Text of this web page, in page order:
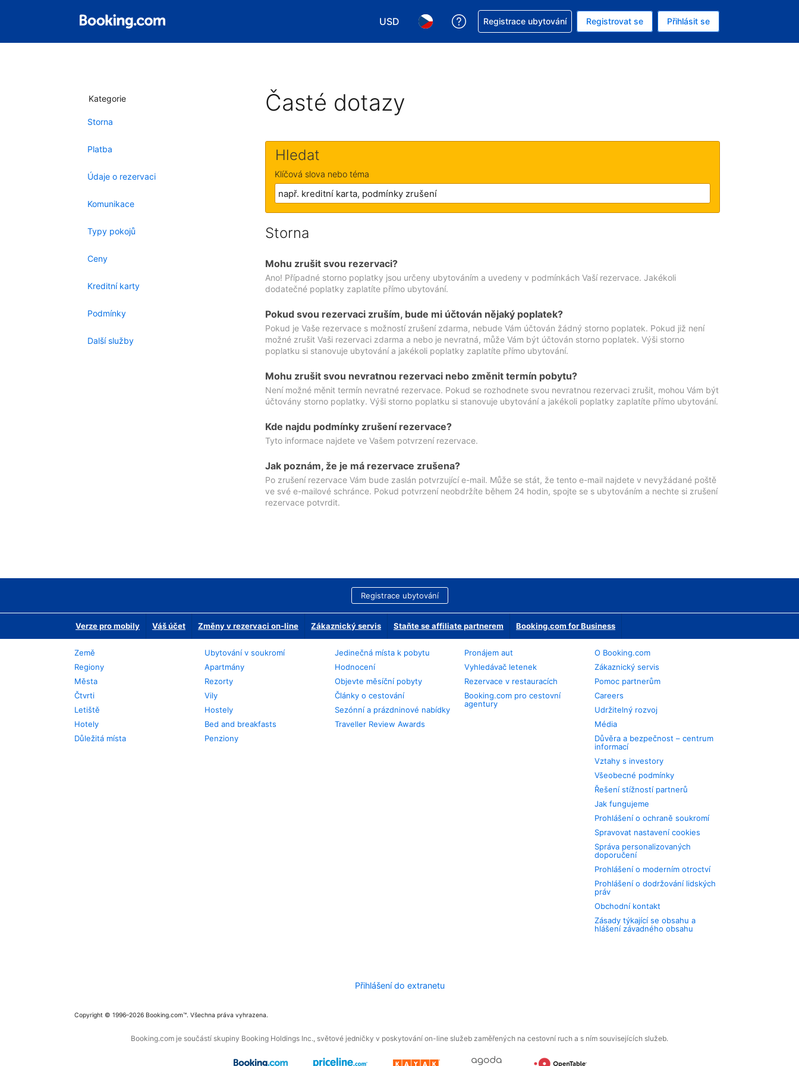
USD
Vyberte si měnu. Aktuálně zvolená měna: Americký dolar
Vyberte si jazyk. Aktuálně zvolený jazyk: V češtině
Asistence s rezervací
Registrace ubytování Registrovat se Přihlásit se
Kategorie
Storna
Platba
Údaje o rezervaci
Komunikace
Typy pokojů
Ceny
Kreditní karty
Podmínky
Další služby
Časté dotazy
Hledat
Klíčová slova nebo téma
Storna
Mohu zrušit svou rezervaci?
Ano! Případné storno poplatky jsou určeny ubytováním a uvedeny v podmínkách Vaší rezervace. Jakékoli
dodatečné poplatky zaplatíte přímo ubytování.
Pokud svou rezervaci zruším, bude mi účtován nějaký poplatek?
Pokud je Vaše rezervace s možností zrušení zdarma, nebude Vám účtován žádný storno poplatek. Pokud již není
možné zrušit Vaši rezervaci zdarma a nebo je nevratná, může Vám být účtován storno poplatek. Výši storno
poplatku si stanovuje ubytování a jakékoli poplatky zaplatíte přímo ubytování.
Mohu zrušit svou nevratnou rezervaci nebo změnit termín pobytu?
Není možné měnit termín nevratné rezervace. Pokud se rozhodnete svou nevratnou rezervaci zrušit, mohou Vám být
účtovány storno poplatky. Výši storno poplatku si stanovuje ubytování a jakékoli poplatky zaplatíte přímo ubytování.
Kde najdu podmínky zrušení rezervace?
Tyto informace najdete ve Vašem potvrzení rezervace.
Jak poznám, že je má rezervace zrušena?
Po zrušení rezervace Vám bude zaslán potvrzující e-mail. Může se stát, že tento e-mail najdete v nevyžádané poště
ve své e-mailové schránce. Pokud potvrzení neobdržíte během 24 hodin, spojte se s ubytováním a nechte si zrušení
rezervace potvrdit.
Registrace ubytování
Verze pro mobily Váš účet Změny v rezervaci on-line Zákaznický servis Staňte se affiliate partnerem Booking.com for Business
Země
Regiony
Města
Čtvrti
Letiště
Hotely
Důležitá místa
Ubytování v soukromí
Apartmány
Rezorty
Vily
Hostely
Bed and breakfasts
Penziony
Jedinečná místa k pobytu
Hodnocení
Objevte měsíční pobyty
Články o cestování
Sezónní a prázdninové nabídky
Traveller Review Awards
Pronájem aut
Vyhledávač letenek
Rezervace v restauracích
Booking.com pro cestovní
agentury
O Booking.com
Zákaznický servis
Pomoc partnerům
Careers
Udržitelný rozvoj
Média
Důvěra a bezpečnost – centrum
informací
Vztahy s investory
Všeobecné podmínky
Řešení stížností partnerů
Jak fungujeme
Prohlášení o ochraně soukromí
Spravovat nastavení cookies
Správa personalizovaných
doporučení
Prohlášení o moderním otroctví
Prohlášení o dodržování lidských
práv
Obchodní kontakt
Zásady týkající se obsahu a
hlášení závadného obsahu
Přihlášení do extranetu
Copyright © 1996–2026 Booking.com™. Všechna práva vyhrazena.
Booking.com je součástí skupiny Booking Holdings Inc., světové jedničky v poskytování on-line služeb zaměřených na cestovní ruch a s ním souvisejících služeb.